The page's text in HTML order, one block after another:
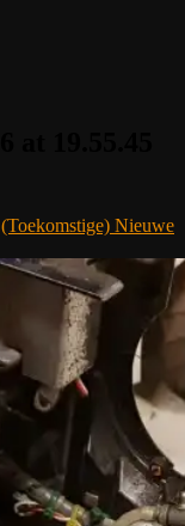
(Toekomstige) Nieuwe